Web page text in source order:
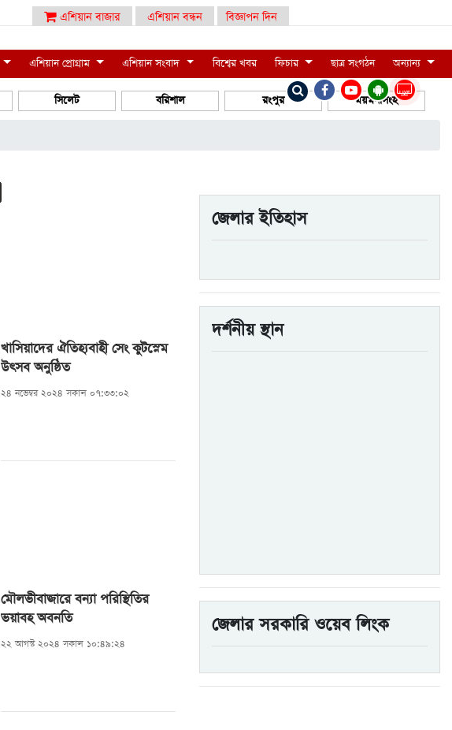
এশিয়ান বাজার এশিয়ান বন্ধন বিজ্ঞাপন দিন
LIVE
এশিয়ান প্রোগ্রাম এশিয়ান সংবাদ বিশ্বের খবর ফিচার ছাত্র সংগঠন অন্যান্য
সিলেট বরিশাল রংপুর ময়মনসিংহ
খাসিয়াদের ঐতিহ্যবাহী সেং কুটস্নেম
উৎসব অনুষ্ঠিত
২৪ নভেম্বর ২০২৪ সকাল ০৭:৩৩:০২
মৌলভীবাজারে বন্যা পরিস্থিতির
ভয়াবহ অবনতি
২২ আগস্ট ২০২৪ সকাল ১০:৪৯:২৪
জেলার ইতিহাস
দর্শনীয় স্থান
জেলার সরকারি ওয়েব লিংক